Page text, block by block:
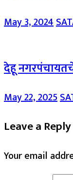
May 3, 2024
देहू नगरपंचायतचे
May 22, 2025
Leave a Reply
Your email